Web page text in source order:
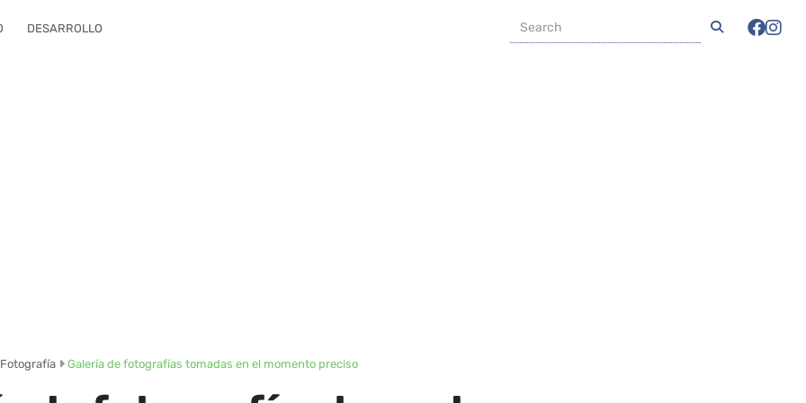
DESARROLLO
Fotografía Galería de fotografías tomadas en el momento preciso